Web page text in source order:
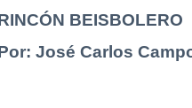
BEISBOLERO
José Carlos